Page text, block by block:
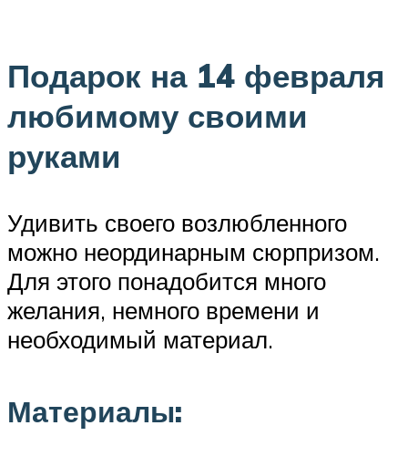
Подарок на 14 февраля
любимому своими
руками
Удивить своего возлюбленного
можно неординарным сюрпризом.
Для этого понадобится много
желания, немного времени и
необходимый материал.
Материалы: